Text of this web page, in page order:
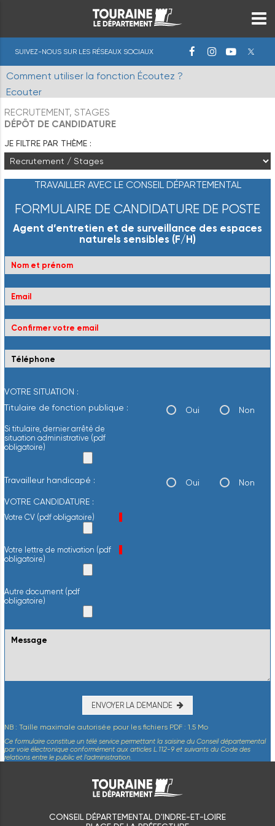
SUIVEZ-NOUS SUR LES RÉSEAUX SOCIAUX
Comment utiliser la fonction Écoutez ?
Ecouter
RECRUTEMENT, STAGES
DÉPÔT DE CANDIDATURE
JE FILTRE PAR THÈME :
TRAVAILLER AVEC LE CONSEIL DÉPARTEMENTAL
FORMULAIRE DE CANDIDATURE DE POSTE
Agent d’entretien et de surveillance des espaces
naturels sensibles (F/H)
VOTRE SITUATION :
Titulaire de fonction publique :
Oui Non
Si titulaire, dernier arrêté de
situation administrative (pdf
obligatoire)
Travailleur handicapé : Oui
Non
VOTRE CANDIDATURE :
Champ obligatoire
Votre CV (pdf obligatoire)
Champ obligatoire
Votre lettre de motivation (pdf
obligatoire)
Autre document (pdf
obligatoire)
ENVOYER LA DEMANDE
NB : Taille maximale autorisée pour les fichiers PDF : 1.5 Mo
Ce formulaire constitue un télé service permettant la saisine du Conseil départemental
par voie électronique conformément aux articles L.112-9 et suivants du Code des
relations entre le public et l’administration.
CONSEIL DÉPARTEMENTAL D'INDRE-ET-LOIRE